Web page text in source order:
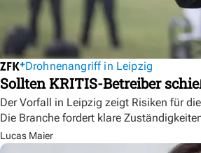
Drohnenangriff in Leipzig
Sollten KRITIS-Betreiber
Der Vorfall in Leipzig zeigt Risiken für
Die Branche fordert klare
Lucas Maier